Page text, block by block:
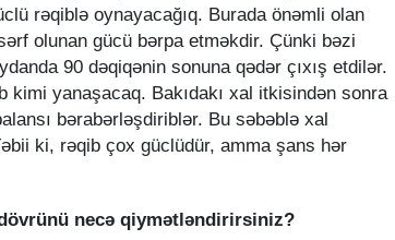
rəqiblə oynayacağıq. Burada önəmli olan
olunan gücü bərpa etməkdir. Çünki bəzi
90 dəqiqənin sonuna qədər çıxış etdilər.
kimi yanaşacaq. Bakıdakı xal itkisindən sonra
bərabərləşdiriblər. Bu səbəblə xal
ki, rəqib çox güclüdür, amma şans hər
necə qiymətləndirirsiniz?